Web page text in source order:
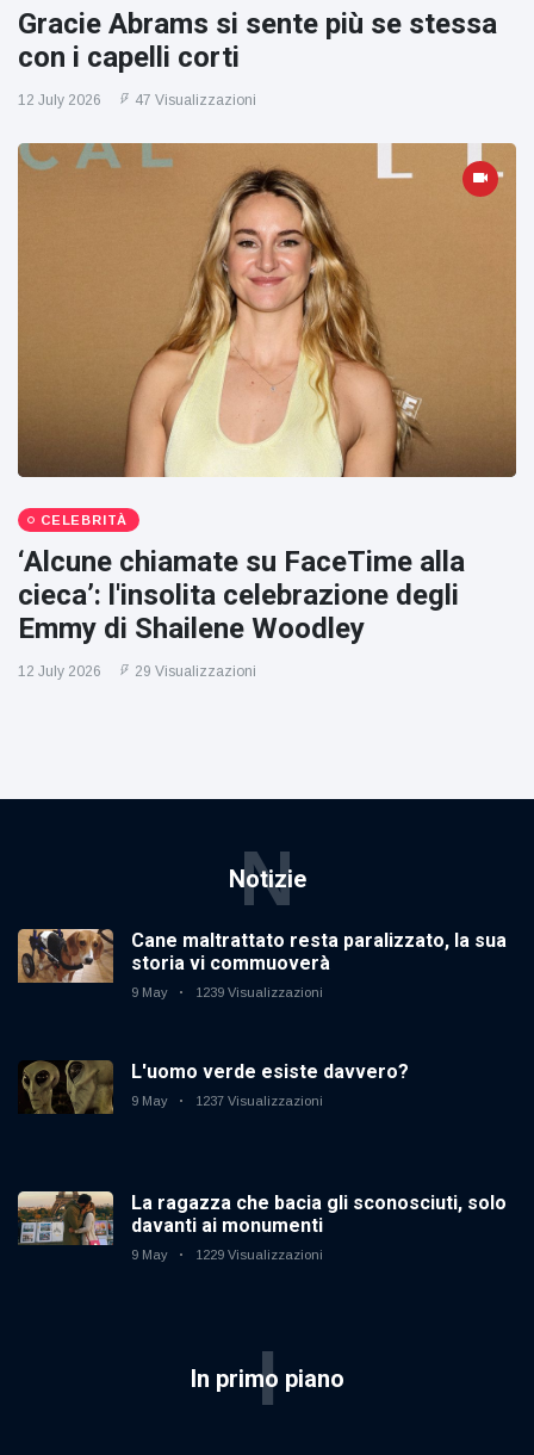
Gracie Abrams si sente più se stessa
con i capelli corti
12 July 2026 47 Visualizzazioni
CELEBRITÀ
‘Alcune chiamate su FaceTime alla
cieca’: l'insolita celebrazione degli
Emmy di Shailene Woodley
12 July 2026 29 Visualizzazioni
Notizie
N
Cane maltrattato resta paralizzato, la sua
storia vi commuoverà
9 May 1239 Visualizzazioni
L'uomo verde esiste davvero?
9 May 1237 Visualizzazioni
La ragazza che bacia gli sconosciuti, solo
davanti ai monumenti
9 May 1229 Visualizzazioni
In primo piano
I